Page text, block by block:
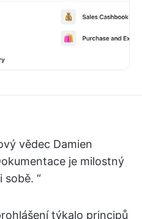
vědec Damien
je milostný
sobě. “
týkalo principů